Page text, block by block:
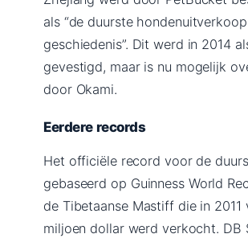
als “de duurste
geschiedenis”. Dit werd in 2014
gevestigd, maar is nu mogelijk
door Okami.
Eerdere records
Het officiële record voor de
gebaseerd op Guinness World
de Tibetaanse Mastiff die in 2011
miljoen dollar werd verkocht. DB